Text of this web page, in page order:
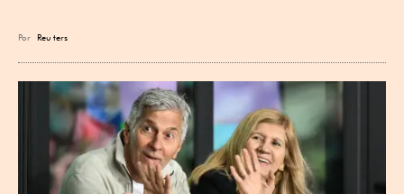
Por Reu ters